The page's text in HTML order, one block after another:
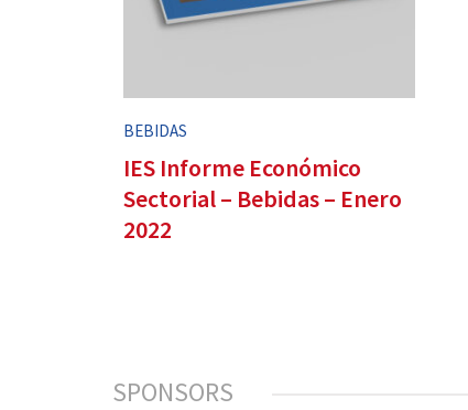
BEBIDAS
IES Informe Económico
Sectorial – Bebidas – Enero
2022
SPONSORS